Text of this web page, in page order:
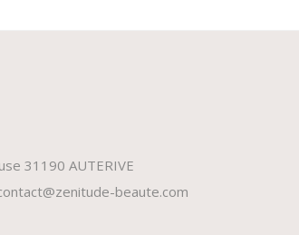
31190 AUTERIVE
beaute.com